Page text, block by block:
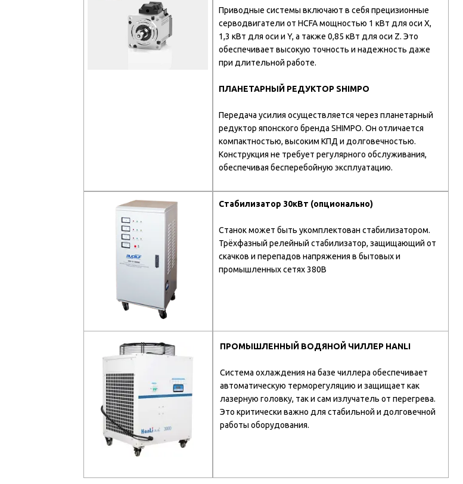
ПРОМЫШЛЕННЫЙ ВОДЯНОЙ ЧИЛЛЕР HANLI
Система охлаждения на базе чиллера обеспечивает
автоматическую терморегуляцию и защищает как
лазерную головку, так и сам излучатель от перегрева.
Это критически важно для стабильной и долговечной
работы оборудования.
Стабилизатор 30кВт (опционально)
Станок может быть укомплектован стабилизатором.
Трёхфазный релейный стабилизатор, защищающий от
скачков и перепадов напряжения в бытовых и
промышленных сетях 380В
Приводные системы включают в себя прецизионные
серводвигатели от HCFA мощностью 1 кВт для оси X,
1,3 кВт для оси и Y, а также 0,85 кВт для оси Z. Это
обеспечивает высокую точность и надежность даже
при длительной работе.
ПЛАНЕТАРНЫЙ РЕДУКТОР SHIMPO
Передача усилия осуществляется через планетарный
редуктор японского бренда SHIMPO. Он отличается
компактностью, высоким КПД и долговечностью.
Конструкция не требует регулярного обслуживания,
обеспечивая бесперебойную эксплуатацию.